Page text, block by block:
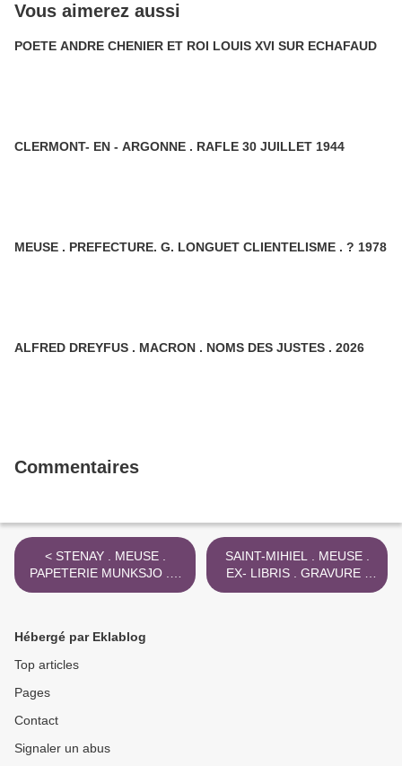
Vous aimerez aussi
POETE ANDRE CHENIER ET ROI LOUIS XVI SUR ECHAFAUD
CLERMONT- EN - ARGONNE . RAFLE 30 JUILLET 1944
MEUSE . PREFECTURE. G. LONGUET CLIENTELISME . ? 1978
ALFRED DREYFUS . MACRON . NOMS DES JUSTES . 2026
Commentaires
< STENAY . MEUSE .
PAPETERIE MUNKSJO . //
DONCHERY // MICHAUX
SAINT-MIHIEL . MEUSE .
EX- LIBRIS . GRAVURE .
CHELIDOINES . 2017 >
Hébergé par Eklablog
Top articles
Pages
Contact
Signaler un abus